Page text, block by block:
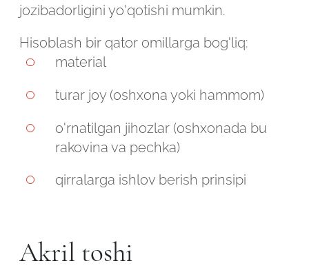
jozibadorligini yo'qotishi mumkin.
Hisoblash bir qator omillarga bog'liq:
material
turar joy (oshxona yoki hammom)
o'rnatilgan jihozlar (oshxonada bu
rakovina va pechka)
qirralarga ishlov berish prinsipi
Akril toshi
Robot emasligingizni tasdiqlang
ARIZANI YUBORISH
Robot emasligingizni tasdiqlang